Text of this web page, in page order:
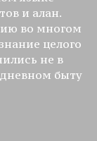
и алан.
во многом
целого
не в
быту